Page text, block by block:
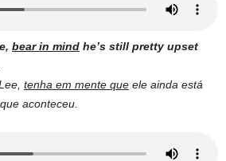
bear in mind he’s still pretty upset
tenha em mente que ele ainda está
aconteceu.